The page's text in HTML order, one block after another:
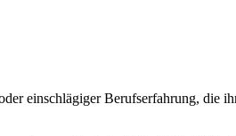
einschlägiger Berufserfahrung, die